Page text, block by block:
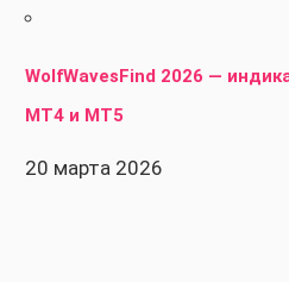
WolfWavesFind 2026 —
MT4 и MT5
20 марта 2026